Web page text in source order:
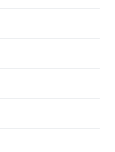
garantăm că
actele sunt